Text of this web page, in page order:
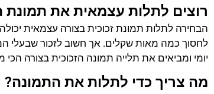
רוצים לתלות עצמאית את תמונת
הבחירה לתלות תמונת זכוכית בצורה עצמאית
לחסוך כמה מאות שקלים. אך חשוב לזכור שבעלי
יומי ומביאים את תלייה תמונה הזכוכית בצורה הכי
מה צריך כדי לתלות את התמונה?